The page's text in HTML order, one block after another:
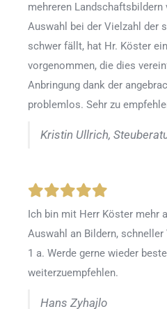
mehreren Landschaftsbildern
Auswahl bei der Vielzahl der
schwer fällt, hat Hr. Köster
vorgenommen, die dies
Anbringung dank der
problemlos. Sehr zu
Kristin Ullrich,
Ich bin mit Herr Köster mehr
Auswahl an Bildern,
1 a. Werde gerne wieder
weiterzuempfehlen.
Hans Zyhajlo